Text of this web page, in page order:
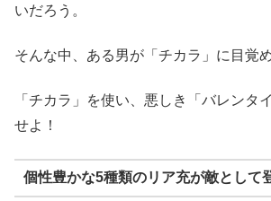
いだろう。
そんな中、ある男が「チカラ」に目覚め
「チカラ」を使い、悪しき「バレンタ
せよ！
個性豊かな5種類のリア充が敵として